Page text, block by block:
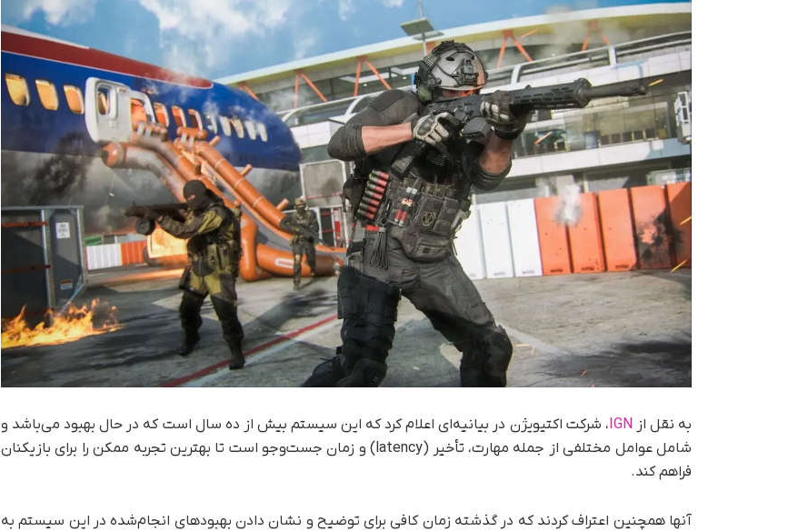
به نقل ازIGN، شرکت اکتیویژن در بیانیه‌ای اعلام کرد که این سیستم بیش از ده سال است که در حال بهبود می‌باشد و
شامل عوامل مختلفی از جمله مهارت، تأخیر (latency) و زمان جست‌وجو است تا بهترین تجربه ممکن را برای بازیکنان
فراهم کند.
آنها همچنین اعتراف کردند که در گذشته زمان کافی برای توضیح و نشان دادن بهبودهای انجام‌شده در این سیستم به